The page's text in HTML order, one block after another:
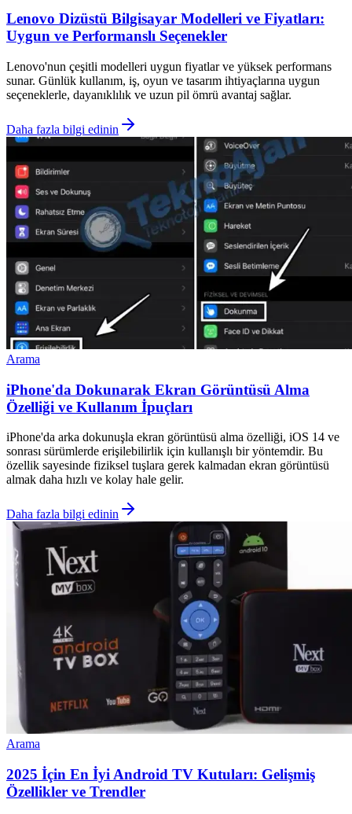
Lenovo Dizüstü Bilgisayar Modelleri ve Fiyatları:
Uygun ve Performanslı Seçenekler
Lenovo'nun çeşitli modelleri uygun fiyatlar ve yüksek performans
sunar. Günlük kullanım, iş, oyun ve tasarım ihtiyaçlarına uygun
seçeneklerle, dayanıklılık ve uzun pil ömrü avantaj sağlar.
Daha fazla bilgi edinin
Arama
iPhone'da Dokunarak Ekran Görüntüsü Alma
Özelliği ve Kullanım İpuçları
iPhone'da arka dokunuşla ekran görüntüsü alma özelliği, iOS 14 ve
sonrası sürümlerde erişilebilirlik için kullanışlı bir yöntemdir. Bu
özellik sayesinde fiziksel tuşlara gerek kalmadan ekran görüntüsü
almak daha hızlı ve kolay hale gelir.
Daha fazla bilgi edinin
Arama
2025 İçin En İyi Android TV Kutuları: Gelişmiş
Özellikler ve Trendler